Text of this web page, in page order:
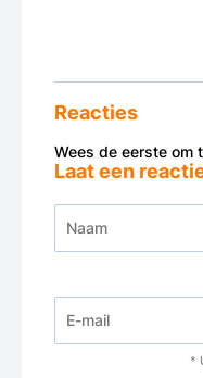
Reacties
Wees de eerste om
Laat een
*